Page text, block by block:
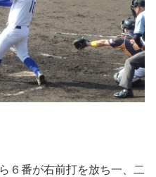
６番が右前打を放ち一、二